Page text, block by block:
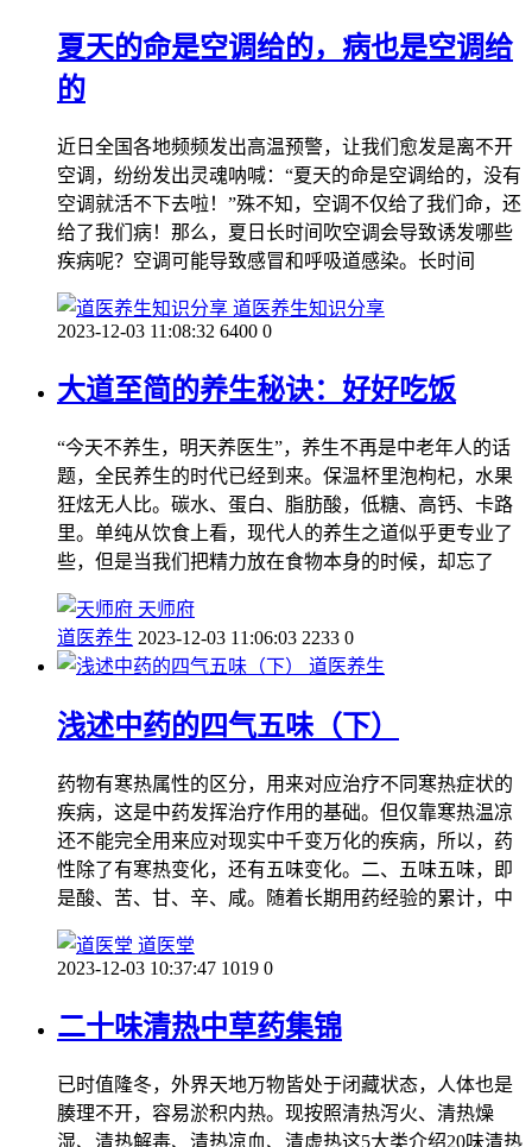
夏天的命是空调给的，病也是空调给
的
近日全国各地频频发出高温预警，让我们愈发是离不开
空调，纷纷发出灵魂呐喊：“夏天的命是空调给的，没有
空调就活不下去啦！”殊不知，空调不仅给了我们命，还
给了我们病！那么，夏日长时间吹空调会导致诱发哪些
疾病呢？空调可能导致感冒和呼吸道感染。长时间
道医养生知识分享
2023-12-03 11:08:32 6400 0
大道至简的养生秘诀：好好吃饭
“今天不养生，明天养医生”，养生不再是中老年人的话
题，全民养生的时代已经到来。保温杯里泡枸杞，水果
狂炫无人比。碳水、蛋白、脂肪酸，低糖、高钙、卡路
里。单纯从饮食上看，现代人的养生之道似乎更专业了
些，但是当我们把精力放在食物本身的时候，却忘了
天师府
道医养生 2023-12-03 11:06:03 2233 0
道医养生
浅述中药的四气五味（下）
药物有寒热属性的区分，用来对应治疗不同寒热症状的
疾病，这是中药发挥治疗作用的基础。但仅靠寒热温凉
还不能完全用来应对现实中千变万化的疾病，所以，药
性除了有寒热变化，还有五味变化。二、五味五味，即
是酸、苦、甘、辛、咸。随着长期用药经验的累计，中
道医堂
2023-12-03 10:37:47 1019 0
二十味清热中草药集锦
已时值隆冬，外界天地万物皆处于闭藏状态，人体也是
腠理不开，容易淤积内热。现按照清热泻火、清热燥
湿、清热解毒、清热凉血、清虚热这5大类介绍20味清热